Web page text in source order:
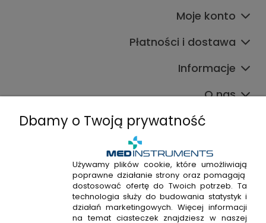
Moje konto
Płatności i dostawa
Informacje
O nas
+48 720 915 338
+48 22 298 53 38
Napisz do nas!
Dbamy o Twoją prywatność
Używamy plików cookie, które umożliwiają
poprawne działanie strony oraz pomagają
dostosować ofertę do Twoich potrzeb. Ta
technologia służy do budowania statystyk i
działań marketingowych. Więcej informacji
na temat ciasteczek znajdziesz w naszej